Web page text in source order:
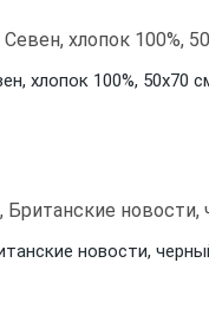
хлопок 100%, 50х70
новости,